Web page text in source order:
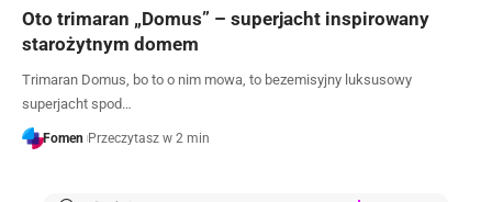
Oto trimaran „Domus” – superjacht inspirowany
starożytnym domem
Trimaran Domus, bo to o nim mowa, to bezemisyjny luksusowy
superjacht spod…
Fomen Przeczytasz w 2 min